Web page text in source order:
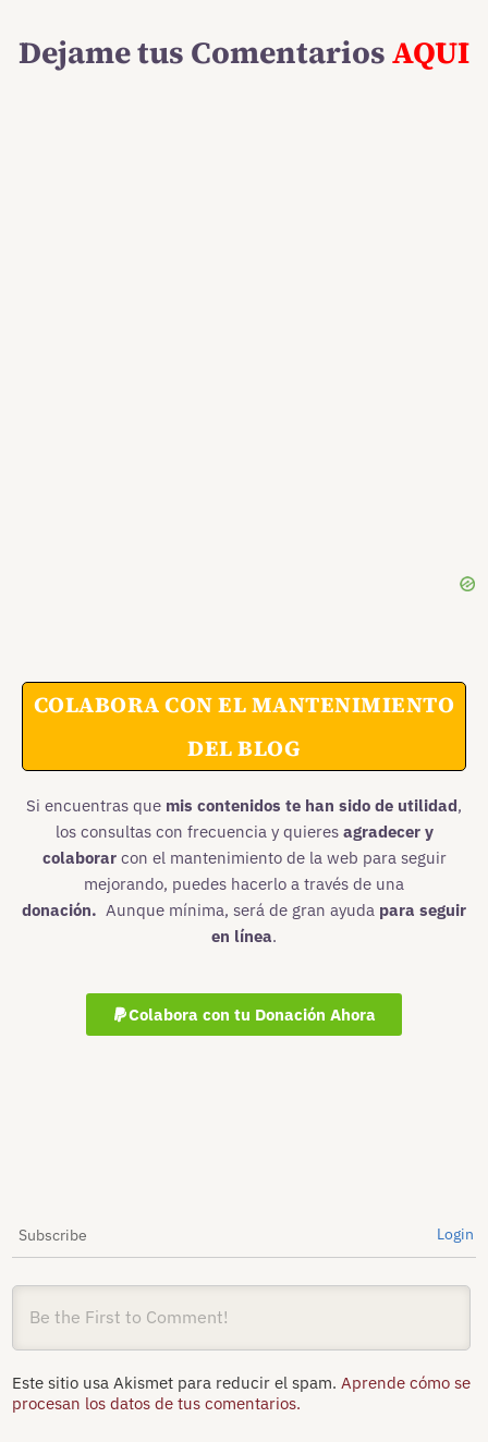
Dejame tus ComentariosAQUI
COLABORA CON EL MANTENIMIENTO
DEL BLOG
Si encuentras que mis contenidos te han sido de utilidad,
los consultas con frecuencia y quieres agradecer y
colaborarcon el mantenimiento de la web para seguir
mejorando, puedes hacerlo a través de una
donación. Aunque mínima, será de gran ayuda para seguir
en línea.
Colabora con tu Donación Ahora
Subscribe Login
Este sitio usa Akismet para reducir el spam. Aprende cómo se
procesan los datos de tus comentarios.